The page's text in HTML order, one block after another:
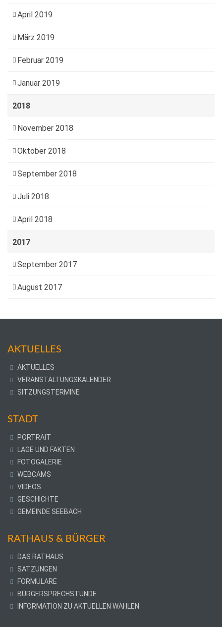
April 2019
März 2019
Februar 2019
Januar 2019
2018
November 2018
Oktober 2018
September 2018
Juli 2018
April 2018
2017
September 2017
August 2017
AKTUELLES
AKTUELLES
VERANSTALTUNGSKALENDER
SITZUNGSTERMINE
STADT
PORTRAIT
LAGE UND FAKTEN
FOTOGALERIE
WEBCAMS
VIDEOS
GESCHICHTE
GEMEINDE SEEBACH
RATHAUS & BÜRGER
DAS RATHAUS
SATZUNGEN
FORMULARE
BÜRGERSPRECHSTUNDE
INFORMATION ZU AKTUELLEN WAHLEN